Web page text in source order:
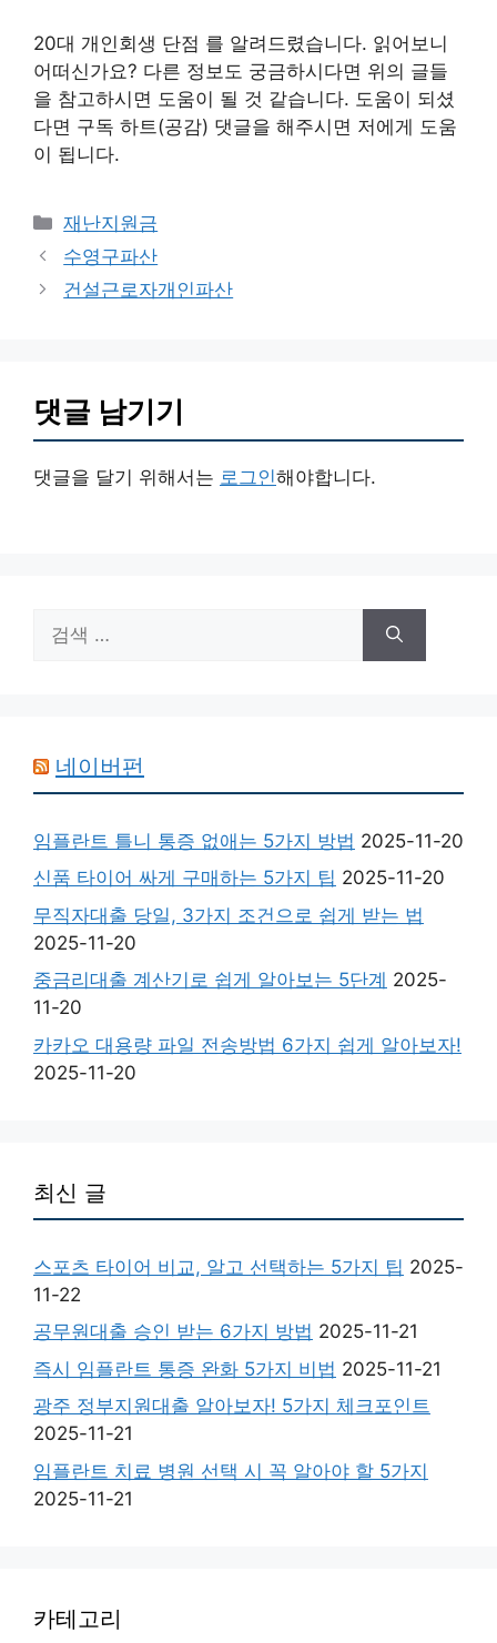
20대 개인회생 단점 를 알려드렸습니다. 읽어보니
어떠신가요? 다른 정보도 궁금하시다면 위의 글들
을 참고하시면 도움이 될 것 같습니다. 도움이 되셨
다면 구독 하트(공감) 댓글을 해주시면 저에게 도움
이 됩니다.
카
테
리
재난지원금
수영구파산
건설근로자개인파산
댓글 남기기
댓글을 달기 위해서는 로그인해야합니다.
색:
네이버펀
임플란트 틀니 통증 없애는 5가지 방법 2025-11-20
신품 타이어 싸게 구매하는 5가지 팁 2025-11-20
무직자대출 당일, 3가지 조건으로 쉽게 받는 법
2025-11-20
중금리대출 계산기로 쉽게 알아보는 5단계 2025-
11-20
카카오 대용량 파일 전송방법 6가지 쉽게 알아보자!
2025-11-20
최신 글
스포츠 타이어 비교, 알고 선택하는 5가지 팁 2025-
11-22
공무원대출 승인 받는 6가지 방법 2025-11-21
즉시 임플란트 통증 완화 5가지 비법 2025-11-21
광주 정부지원대출 알아보자! 5가지 체크포인트
2025-11-21
임플란트 치료 병원 선택 시 꼭 알아야 할 5가지
2025-11-21
카테고리